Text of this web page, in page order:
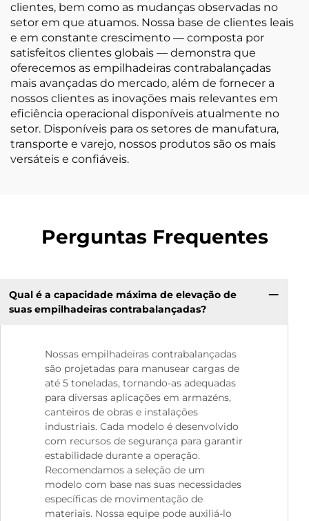
clientes, bem como as mudanças observadas no
setor em que atuamos. Nossa base de clientes leais
e em constante crescimento — composta por
satisfeitos clientes globais — demonstra que
oferecemos as empilhadeiras contrabalançadas
mais avançadas do mercado, além de fornecer a
nossos clientes as inovações mais relevantes em
eficiência operacional disponíveis atualmente no
setor. Disponíveis para os setores de manufatura,
transporte e varejo, nossos produtos são os mais
versáteis e confiáveis.
Perguntas Frequentes
Qual é a capacidade máxima de elevação de
suas empilhadeiras contrabalançadas?
Nossas empilhadeiras contrabalançadas
são projetadas para manusear cargas de
até 5 toneladas, tornando-as adequadas
para diversas aplicações em armazéns,
canteiros de obras e instalações
industriais. Cada modelo é desenvolvido
com recursos de segurança para garantir
estabilidade durante a operação.
Recomendamos a seleção de um
modelo com base nas suas necessidades
específicas de movimentação de
materiais. Nossa equipe pode auxiliá-lo